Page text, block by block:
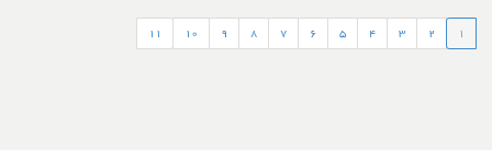
1
2
3
4
5
6
7
8
9
10
11